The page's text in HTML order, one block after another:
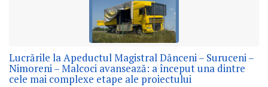
Lucrările la Apeductul Magistral Dănceni – Suruceni –
Nimoreni – Malcoci avansează: a început una dintre
cele mai complexe etape ale proiectului